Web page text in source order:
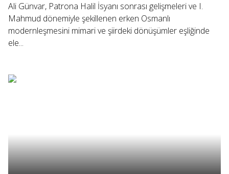
Ali Günvar, Patrona Halil İsyanı sonrası gelişmeleri ve I.
Mahmud dönemiyle şekillenen erken Osmanlı
modernleşmesini mimari ve şiirdeki dönüşümler eşliğinde
ele...